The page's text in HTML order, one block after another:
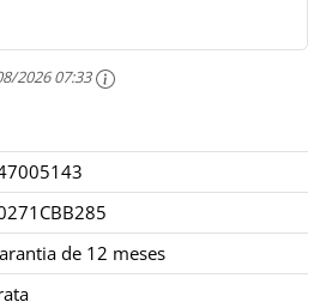
2026 07:33
de 12 meses